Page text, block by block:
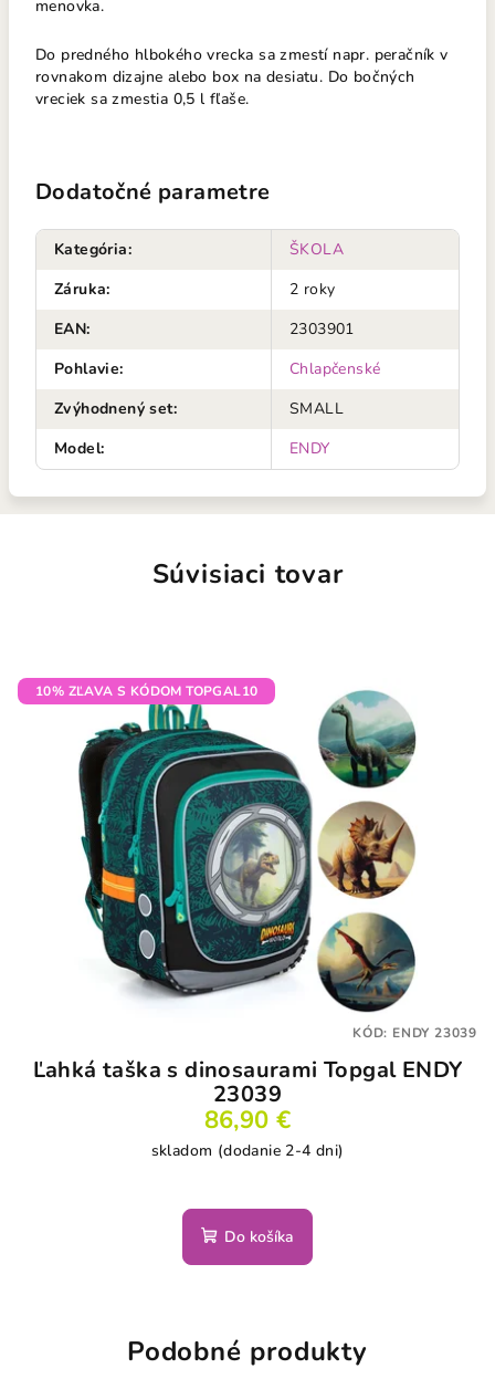
menovka.
Do predného hlbokého vrecka sa zmestí napr. peračník v
rovnakom dizajne alebo box na desiatu. Do bočných
vreciek sa zmestia 0,5 l fľaše.
Dodatočné parametre
Kategória:
ŠKOLA
Záruka:
2 roky
EAN:
2303901
Pohlavie:
Chlapčenské
Zvýhodnený set:
SMALL
Model: ENDY
Súvisiaci tovar
10% ZĽAVA S KÓDOM TOPGAL10
Ľahká taška s dinosaurami Topgal ENDY
23039
86,90 €
skladom (dodanie 2-4 dni)
Do košíka
KÓD: ENDY 23039
Podobné produkty